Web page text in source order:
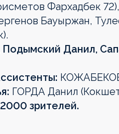
Фархадбек
Бауыржан,
Данил,
ГОРДА Данил
зрителей.